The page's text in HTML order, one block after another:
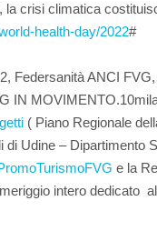
la crisi climatica
health-day/2022#
Federsanità ANCI
IN
( Piano Regionale
di Udine – Dipartimento
e la
intero dedicato